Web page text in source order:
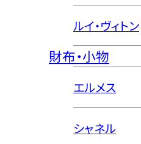
ルイ・ヴィトン
財布・小物
エルメス
シャネル